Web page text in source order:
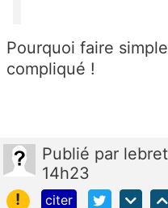
Pourquoi faire
compliqué !
Publié par
14h23
!
citer